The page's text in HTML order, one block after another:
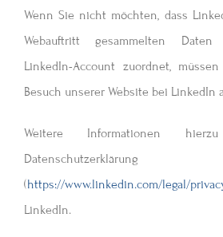
Wenn Sie nicht möchten, dass
Webauftritt gesammelten
LinkedIn-Account zuordnet,
Besuch unserer Website bei LinkedIn
Weitere Informationen
Datenschutzerklärung
(https://www.linkedin.com/legal/
LinkedIn.